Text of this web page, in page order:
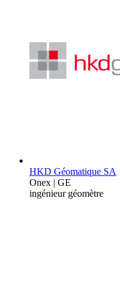
HKD Géomatique SA
Onex | GE
ingénieur géomètre